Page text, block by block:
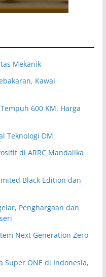
Mekanik
Kawal
Tempuh 600 KM, Harga
Teknologi DM
di ARRC Mandalika
Black Edition dan
Penghargaan dan
Next Generation Zero
Super ONE di Indonesia,